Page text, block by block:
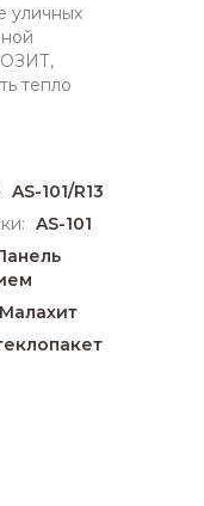
уличных
тепло
AS-101/R13
AS-101